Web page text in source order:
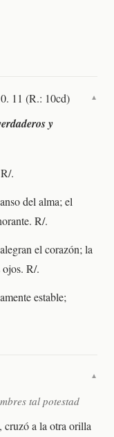
11 (R.: 10cd) ▼
y
.
del alma; el
R/.
el corazón; la
R/.
estable;
▼
tal potestad
cruzó a la otra orilla